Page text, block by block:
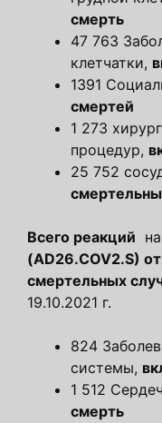
смерть
47 763
клетчатки,
1391
смертей
1 273
процедур,
25 752
Всего реакций на
(AD26.COV2.S) от
смертельных
19.10.2021 г.
824
системы,
1 512
смерть